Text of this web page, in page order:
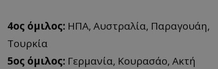
4ος όμιλος: ΗΠΑ, Αυστραλία, Παραγουάη,
Τουρκία
5ος όμιλος: Γερμανία, Κουρασάο, Ακτή